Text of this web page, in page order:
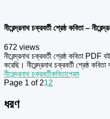
নীরেন্দ্রনাথ চক্রবর্তী শ্রেষ্ঠ কবিতা –
672 views
নীরেন্দ্রনাথ চক্রবর্তী শ্রেষ্ঠ কবিতা
করেছি। নীরেন্দ্রনাথ চক্রবর্তী শ্রেষ্ঠ কবিতা
নীরেন্দ্রনাথ চক্রবর্তীকবিতাপ্রেম
Page 1 of 212
ধরণ